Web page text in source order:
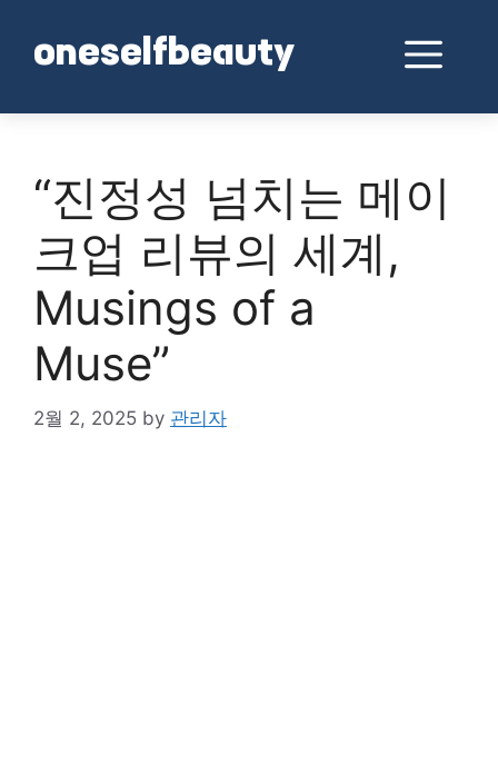
contentoneselfbeauty
“진정성 넘치는 메이
크업 리뷰의 세계,
Musings of a
Muse”
2월 2, 2025 by 관리자